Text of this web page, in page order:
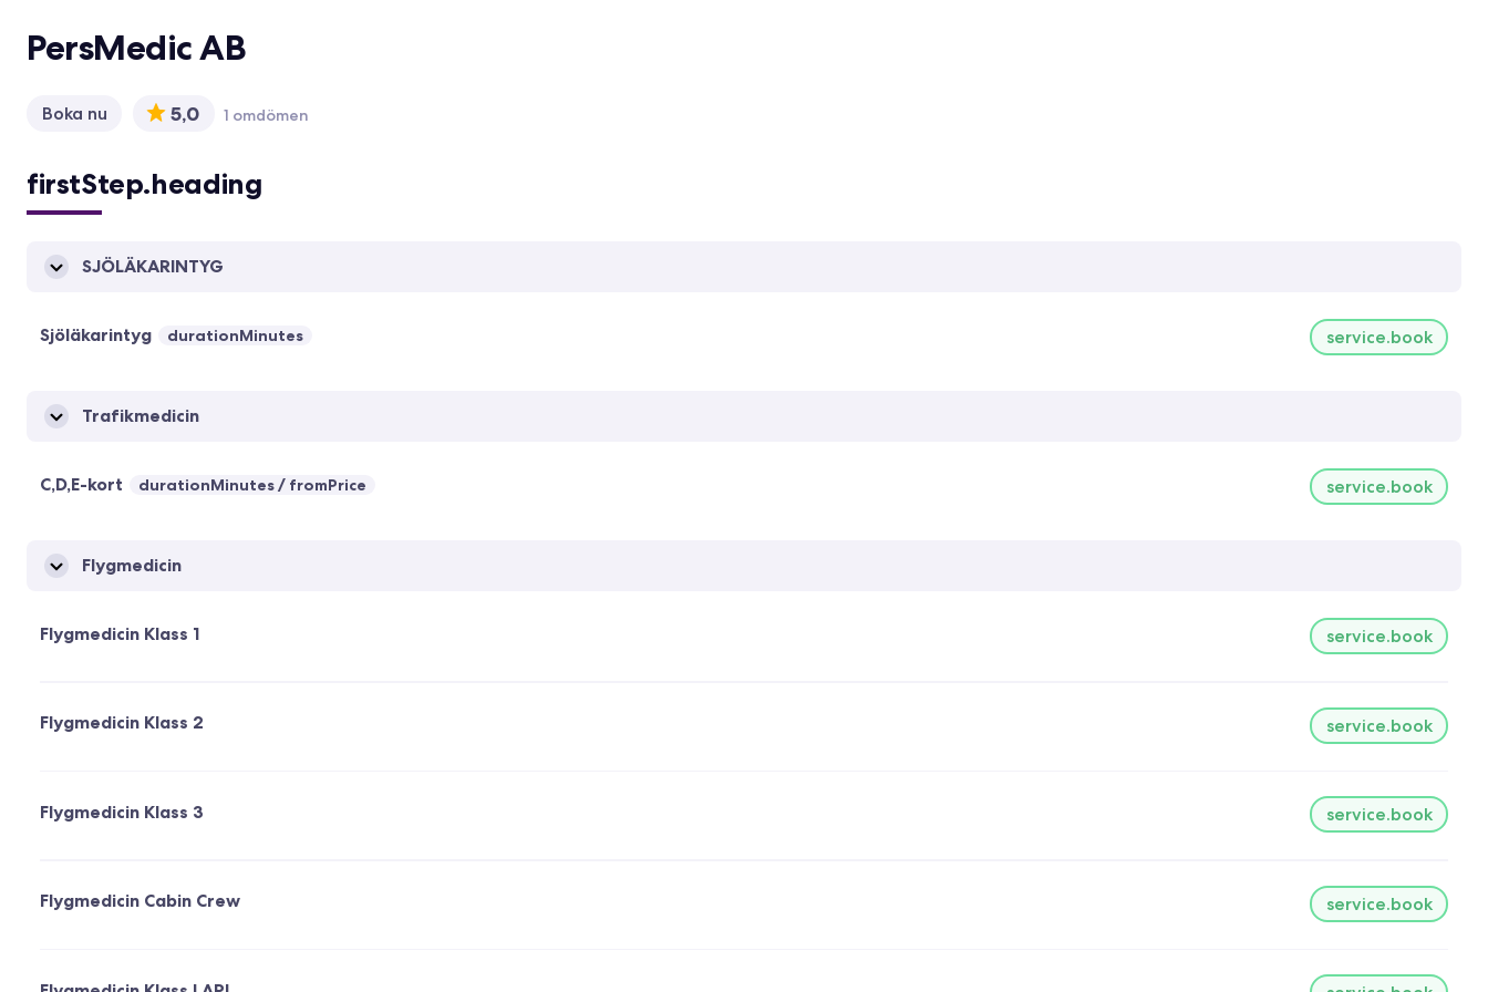
PersMedic AB
Boka nu 5,0 1 omdömen
firstStep.heading
SJÖLÄKARINTYG
Sjöläkarintyg durationMinutes service.book
Trafikmedicin
C,D,E-kort durationMinutes fromPrice service.book
Flygmedicin
Flygmedicin Klass 1 service.book
Flygmedicin Klass 2 service.book
Flygmedicin Klass 3 service.book
Flygmedicin Cabin Crew service.book